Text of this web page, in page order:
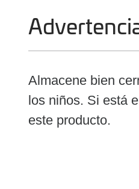
Almacene bien
los niños. Si está
este producto.